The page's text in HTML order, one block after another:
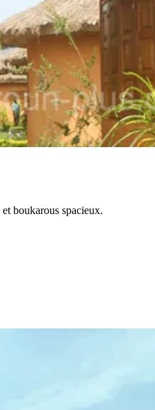
boukarous spacieux.